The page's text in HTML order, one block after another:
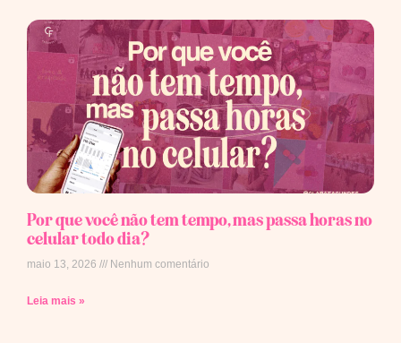
Por que você não tem tempo, mas passa horas no
celular todo dia?
maio 13, 2026 Nenhum comentário
Leia mais »